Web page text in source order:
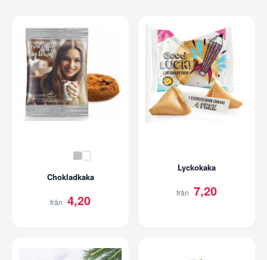
Chokladkaka
från 4,20
Lyckokaka
från 7,20